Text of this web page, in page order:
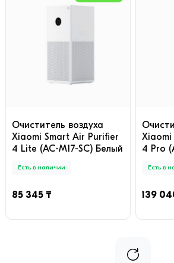
Очиститель воздуха
Xiaomi Smart Air Purifier
4 Lite (AC-M17-SC) Белый
Есть в наличии
85 345 ₸
Xiaomi
4 Pro
Есть в
139